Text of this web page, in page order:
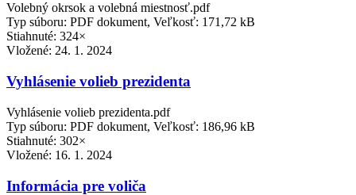
Volebný okrsok a volebná miestnosť.pdf
Typ súboru: PDF dokument, Veľkosť: 171,72 kB
Stiahnuté: 324×
Vložené: 24. 1. 2024
Vyhlásenie volieb prezidenta
Vyhlásenie volieb prezidenta.pdf
Typ súboru: PDF dokument, Veľkosť: 186,96 kB
Stiahnuté: 302×
Vložené: 16. 1. 2024
Informácia pre voliča